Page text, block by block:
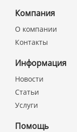
Компания
О компании
Контакты
Информация
Новости
Статьи
Услуги
Помощь